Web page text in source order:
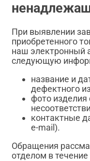
При выявлении
приобретенного
наш электронный
следующую
название и
дефектного
фото
контактные
e-mail).
Обращения
отделом в